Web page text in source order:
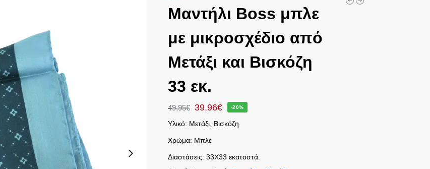
Mαντήλι Boss μπλε
με μικροσχέδιο από
Μετάξι και Βισκόζη
33 εκ.
49,95€ 39,96€ -20%
Υλικό: Μετάξι, Βισκόζη
Χρώμα: Μπλε
Διαστάσεις: 33Χ33 εκατοστά.